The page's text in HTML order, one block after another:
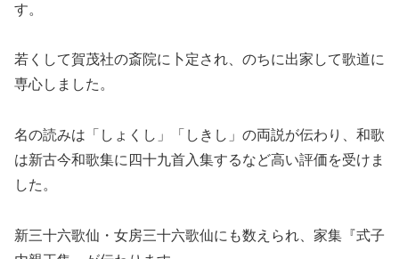
す。
若くして賀茂社の斎院に卜定され、のちに出家して歌道に
専心しました。
名の読みは「しょくし」「しきし」の両説が伝わり、和歌
は新古今和歌集に四十九首入集するなど高い評価を受けま
した。
新三十六歌仙・女房三十六歌仙にも数えられ、家集『式子